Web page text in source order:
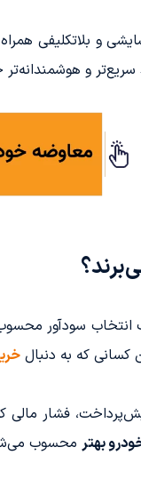
و بلاتکلیفی
و هوشمندانه‌تر
انتخاب سودآور
کسانی که به دنبال
فشار مالی
بهتر محسوب